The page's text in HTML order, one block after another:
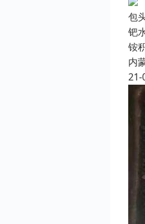
包
钯
铵
内
21-